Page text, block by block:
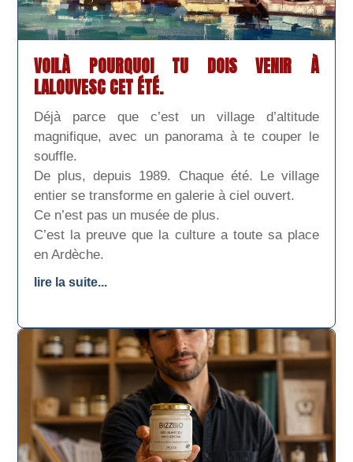
VOILÀ POURQUOI TU DOIS VENIR À
LALOUVESC CET ÉTÉ.
Déjà parce que c’est un village d’altitude
magnifique, avec un panorama à te couper le
souffle.
De plus, depuis 1989. Chaque été. Le village
entier se transforme en galerie à ciel ouvert.
Ce n’est pas un musée de plus.
C’est la preuve que la culture a toute sa place
en Ardèche.
lire la suite...